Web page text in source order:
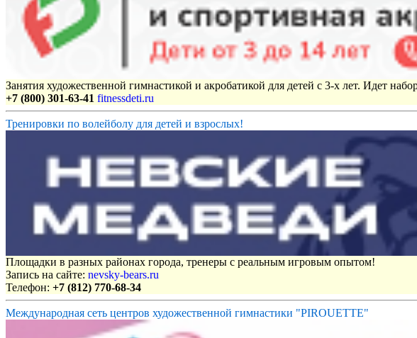
Занятия художественной гимнастикой и акробатикой для детей с 3-х лет. Идет
+7 (800) 301-63-41 fitnessdeti.ru
Тренировки по волейболу для детей и взрослых!
Площадки в разных районах города, тренеры с реальным игровым опытом!
Запись на сайте: nevsky-bears.ru
Телефон: +7 (812) 770-68-34
Международная сеть центров художественной гимнастики "PIROUETTE"